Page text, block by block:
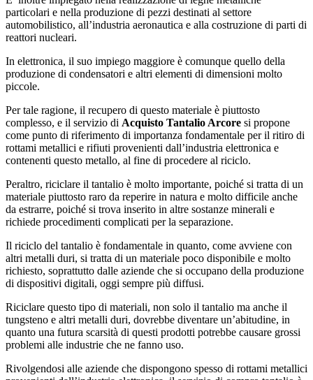
particolari e nella produzione di pezzi destinati al settore
automobilistico, all’industria aeronautica e alla costruzione di parti di
reattori nucleari.
In elettronica, il suo impiego maggiore è comunque quello della
produzione di condensatori e altri elementi di dimensioni molto
piccole.
Per tale ragione, il recupero di questo materiale è piuttosto
complesso, e il servizio di Acquisto Tantalio Arcore si propone
come punto di riferimento di importanza fondamentale per il ritiro di
rottami metallici e rifiuti provenienti dall’industria elettronica e
contenenti questo metallo, al fine di procedere al riciclo.
Peraltro, riciclare il tantalio è molto importante, poiché si tratta di un
materiale piuttosto raro da reperire in natura e molto difficile anche
da estrarre, poiché si trova inserito in altre sostanze minerali e
richiede procedimenti complicati per la separazione.
Il riciclo del tantalio è fondamentale in quanto, come avviene con
altri metalli duri, si tratta di un materiale poco disponibile e molto
richiesto, soprattutto dalle aziende che si occupano della produzione
di dispositivi digitali, oggi sempre più diffusi.
Riciclare questo tipo di materiali, non solo il tantalio ma anche il
tungsteno e altri metalli duri, dovrebbe diventare un’abitudine, in
quanto una futura scarsità di questi prodotti potrebbe causare grossi
problemi alle industrie che ne fanno uso.
Rivolgendosi alle aziende che dispongono spesso di rottami metallici